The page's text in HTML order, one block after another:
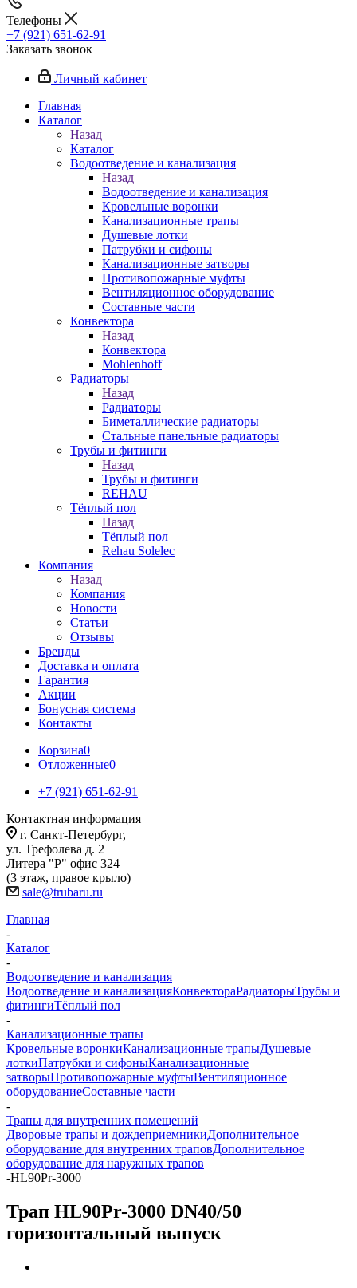
Телефоны
+7 (921) 651-62-91
Заказать звонок
Личный кабинет
Главная
Каталог
Назад
Каталог
Водоотведение и канализация
Назад
Водоотведение и канализация
Кровельные воронки
Канализационные трапы
Душевые лотки
Патрубки и сифоны
Канализационные затворы
Противопожарные муфты
Вентиляционное оборудование
Составные части
Конвектора
Назад
Конвектора
Mohlenhoff
Радиаторы
Назад
Радиаторы
Биметаллические радиаторы
Стальные панельные радиаторы
Трубы и фитинги
Назад
Трубы и фитинги
REHAU
Тёплый пол
Назад
Тёплый пол
Rehau Solelec
Компания
Назад
Компания
Новости
Статьи
Отзывы
Бренды
Доставка и оплата
Гарантия
Акции
Бонусная система
Контакты
Корзина0
Отложенные0
+7 (921) 651-62-91
Контактная информация
г. Санкт-Петербург,
ул. Трефолева д. 2
Литера "Р" офис 324
(3 этаж, правое крыло)
sale@trubaru.ru
Главная
-
Каталог
-
Водоотведение и канализация
Водоотведение и канализацияКонвектораРадиаторыТрубы и
фитингиТёплый пол
-
Канализационные трапы
Кровельные воронкиКанализационные трапыДушевые
лоткиПатрубки и сифоныКанализационные
затворыПротивопожарные муфтыВентиляционное
оборудованиеСоставные части
-
Трапы для внутренних помещений
Дворовые трапы и дождеприемникиДополнительное
оборудование для внутренних траповДополнительное
оборудование для наружных трапов
-HL90Pr-3000
Трап HL90Pr-3000 DN40/50
горизонтальный выпуск